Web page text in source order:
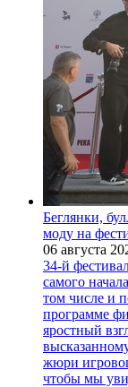
Беглянки,
моду на
06 августа
34-й
самого
том числе и
программе
яростный
жюри
чтобы мы